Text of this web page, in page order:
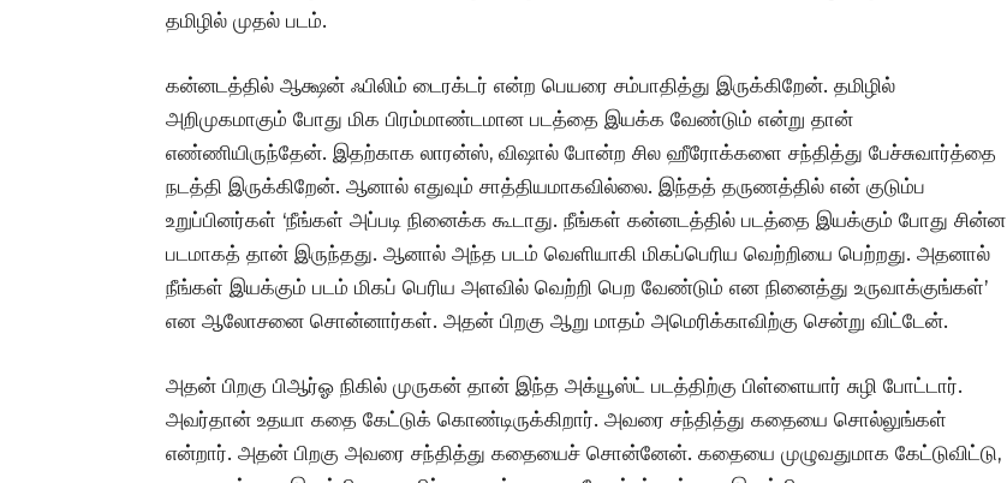
தமிழில் முதல் படம்.
கன்னடத்தில் ஆக்ஷன் ஃபிலிம் டைரக்டர் என்ற பெயரை சம்பாதித்து இருக்கிறேன். தமிழில்
அறிமுகமாகும் போது மிக பிரம்மாண்டமான படத்தை இயக்க வேண்டும் என்று தான்
எண்ணியிருந்தேன். இதற்காக லாரன்ஸ், விஷால் போன்ற சில ஹீரோக்களை சந்தித்து பேச்சுவார்த்தை
நடத்தி இருக்கிறேன். ஆனால் எதுவும் சாத்தியமாகவில்லை. இந்தத் தருணத்தில் என் குடும்ப
உறுப்பினர்கள் ‘நீங்கள் அப்படி நினைக்க கூடாது. நீங்கள் கன்னடத்தில் படத்தை இயக்கும் போது சின்ன
படமாகத் தான் இருந்தது. ஆனால் அந்த படம் வெளியாகி மிகப்பெரிய வெற்றியை பெற்றது. அதனால்
நீங்கள் இயக்கும் படம் மிகப் பெரிய அளவில் வெற்றி பெற வேண்டும் என நினைத்து உருவாக்குங்கள்’
என ஆலோசனை சொன்னார்கள். அதன் பிறகு ஆறு மாதம் அமெரிக்காவிற்கு சென்று விட்டேன்.
அதன் பிறகு பிஆர்ஓ நிகில் முருகன் தான் இந்த அக்யூஸ்ட் படத்திற்கு பிள்ளையார் சுழி போட்டார்.
அவர்தான் உதயா கதை கேட்டுக் கொண்டிருக்கிறார். அவரை சந்தித்து கதையை சொல்லுங்கள்
என்றார். அதன் பிறகு அவரை சந்தித்து கதையைச் சொன்னேன். கதையை முழுவதுமாக கேட்டுவிட்டு,